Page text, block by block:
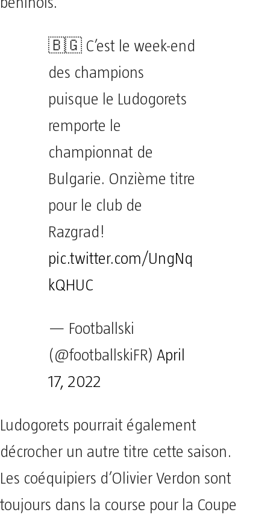
🇧🇬 C’est le week-end
des champions
puisque le Ludogorets
remporte le
championnat de
Bulgarie. Onzième titre
pour le club de
Razgrad!
pic.twitter.com/UngNq
kQHUC
— Footballski
(@footballskiFR) April
17, 2022
Ludogorets pourrait également
décrocher un autre titre cette saison.
Les coéquipiers d’Olivier Verdon sont
toujours dans la course pour la Coupe